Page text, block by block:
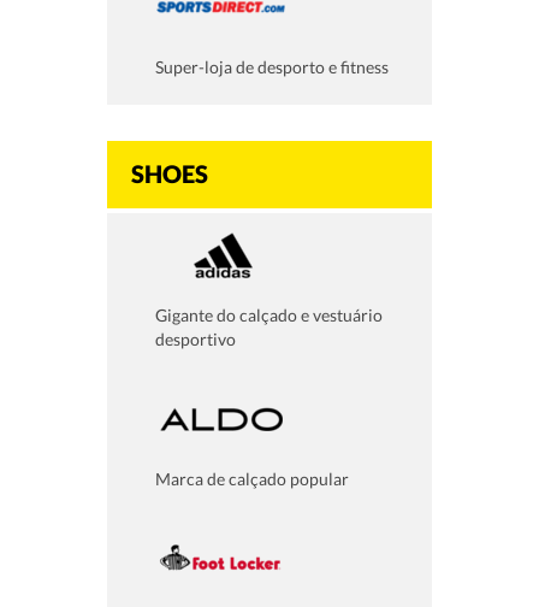
Super-loja de desporto e fitness
SHOES
Gigante do calçado e vestuário
desportivo
Marca de calçado popular